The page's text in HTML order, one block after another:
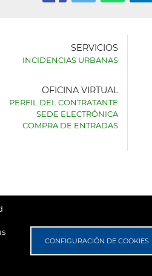
CONFIGURACIÓN DE COOKIES
SERVICIOS
INCIDENCIAS URBANAS
OFICINA VIRTUAL
PERFIL DEL CONTRATANTE
SEDE ELECTRÓNICA
COMPRA DE ENTRADAS
Sagra Aviso Legal Política